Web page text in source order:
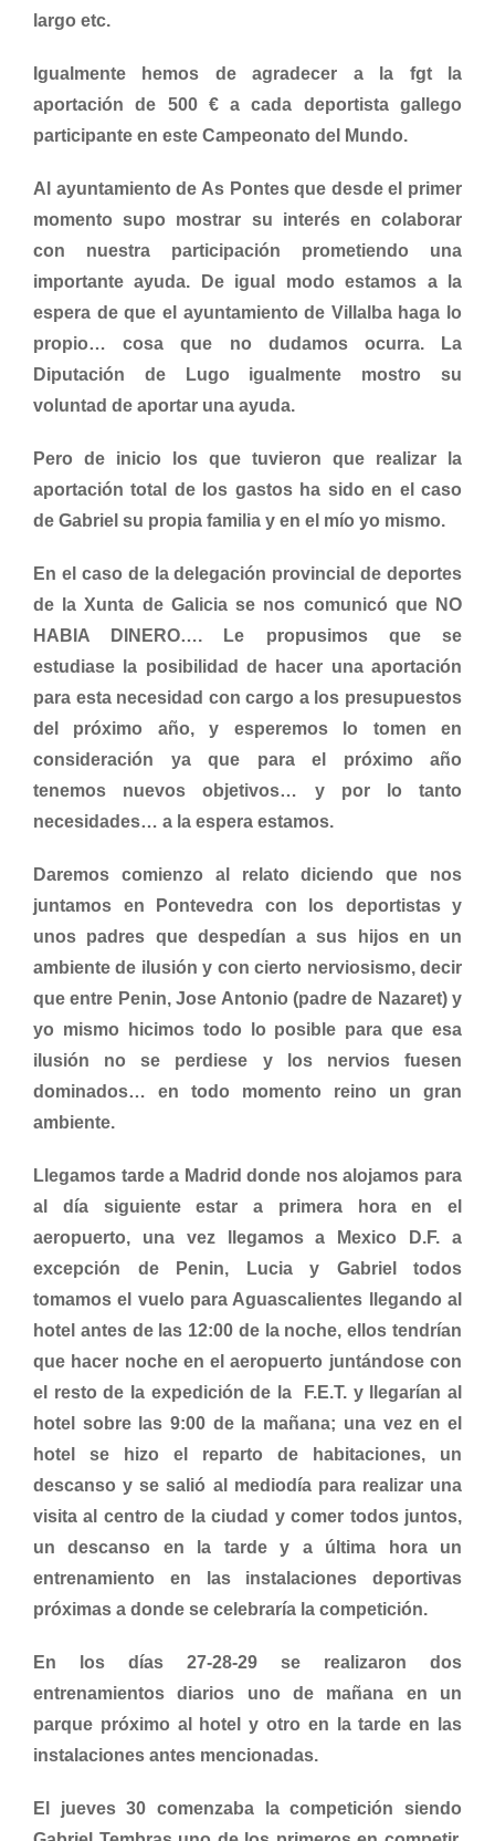
largo etc.
Igualmente hemos de agradecer a la fgt la
aportación de 500 € a cada deportista gallego
participante en este Campeonato del Mundo.
Al ayuntamiento de As Pontes que desde el primer
momento supo mostrar su interés en colaborar
con nuestra participación prometiendo una
importante ayuda. De igual modo estamos a la
espera de que el ayuntamiento de Villalba haga lo
propio… cosa que no dudamos ocurra. La
Diputación de Lugo igualmente mostro su
voluntad de aportar una ayuda.
Pero de inicio los que tuvieron que realizar la
aportación total de los gastos ha sido en el caso
de Gabriel su propia familia y en el mío yo mismo.
En el caso de la delegación provincial de deportes
de la Xunta de Galicia se nos comunicó que NO
HABIA DINERO…. Le propusimos que se
estudiase la posibilidad de hacer una aportación
para esta necesidad con cargo a los presupuestos
del próximo año, y esperemos lo tomen en
consideración ya que para el próximo año
tenemos nuevos objetivos… y por lo tanto
necesidades… a la espera estamos.
Daremos comienzo al relato diciendo que nos
juntamos en Pontevedra con los deportistas y
unos padres que despedían a sus hijos en un
ambiente de ilusión y con cierto nerviosismo, decir
que entre Penin, Jose Antonio (padre de Nazaret) y
yo mismo hicimos todo lo posible para que esa
ilusión no se perdiese y los nervios fuesen
dominados… en todo momento reino un gran
ambiente.
Llegamos tarde a Madrid donde nos alojamos para
al día siguiente estar a primera hora en el
aeropuerto, una vez llegamos a Mexico D.F. a
excepción de Penin, Lucia y Gabriel todos
tomamos el vuelo para Aguascalientes llegando al
hotel antes de las 12:00 de la noche, ellos tendrían
que hacer noche en el aeropuerto juntándose con
el resto de la expedición de la F.E.T. y llegarían al
hotel sobre las 9:00 de la mañana; una vez en el
hotel se hizo el reparto de habitaciones, un
descanso y se salió al mediodía para realizar una
visita al centro de la ciudad y comer todos juntos,
un descanso en la tarde y a última hora un
entrenamiento en las instalaciones deportivas
próximas a donde se celebraría la competición.
En los días 27-28-29 se realizaron dos
entrenamientos diarios uno de mañana en un
parque próximo al hotel y otro en la tarde en las
instalaciones antes mencionadas.
El jueves 30 comenzaba la competición siendo